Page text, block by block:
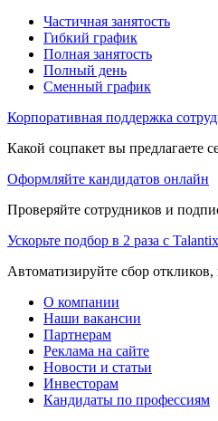
Частичная занятость
Гибкий график
Полная занятость
Полный день
Сменный график
Корпоративная поддержка
Какой соцпакет вы предлагаете
Оформляйте кандидатов онлайн
Проверяйте сотрудников и
Ускорьте подбор в 2 раза с Talantix
Автоматизируйте сбор
О компании
Наши вакансии
Партнерам
Реклама на сайте
Новости и статьи
Инвесторам
Кандидаты по профессиям